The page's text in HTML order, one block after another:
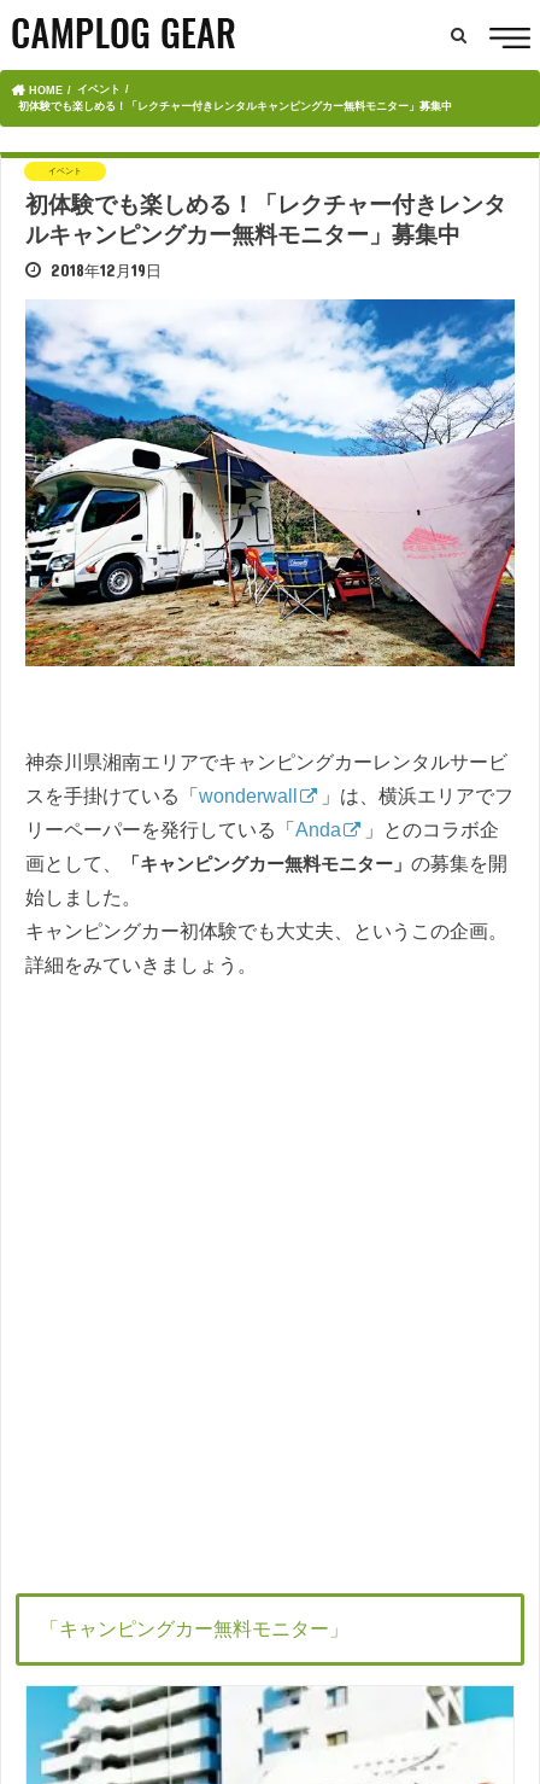
HOME
イベント
初体験でも楽しめる！「レクチャー付きレンタルキャンピングカー無料モニター」募集中
イベント
初体験でも楽しめる！「レクチャー付きレンタ
ルキャンピングカー無料モニター」募集中
2018年12月19日
神奈川県湘南エリアでキャンピングカーレンタルサービ
スを手掛けている「 wonderwall
」は、横浜エリアでフ
リーペーパーを発行している「 Anda
」とのコラボ企
画として、
「キャンピングカー無料モニター」 の募集を開
始しました。
キャンピングカー初体験でも大丈夫、というこの企画。
詳細をみていきましょう。
「キャンピングカー無料モニター」